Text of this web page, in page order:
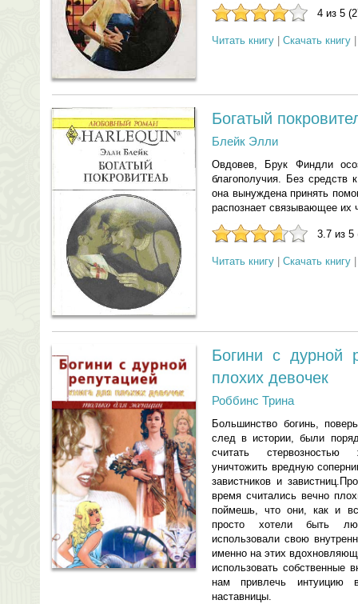
4 из 5
Читать книгу Скачать книгу
Богатый
Блейк Элли
Овдовев, Брук Финдли
благополучия. Без
она вынуждена принять
распознает связывающее их
3.7 из 5
Читать книгу Скачать книгу
Богини с дурной
плохих девочек
Роббинс Трина
Большинство богинь,
след в истории, были
считать
уничтожить вредную
завистников и
время считались вечно
поймешь, что они, как и
просто хотели быть
использовали свою
именно на этих
использовать собственные
нам привлечь интуицию
наставницы.